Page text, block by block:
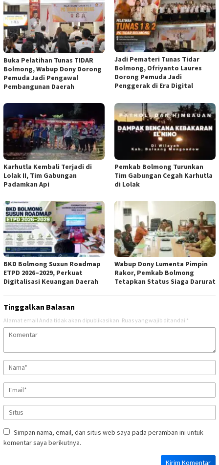
Buka Pelatihan Tunas TIDAR
Bolmong, Wabup Dony Dorong
Pemuda Jadi Pengawal
Pembangunan Daerah
Jadi Pemateri Tunas Tidar
Bolmong, Ofriyanto Laures
Dorong Pemuda Jadi
Penggerak di Era Digital
Karhutla Kembali Terjadi di
Lolak II, Tim Gabungan
Padamkan Api
Pemkab Bolmong Turunkan
Tim Gabungan Cegah Karhutla
di Lolak
BKD Bolmong Susun Roadmap
ETPD 2026–2029, Perkuat
Digitalisasi Keuangan Daerah
Wabup Dony Lumenta Pimpin
Rakor, Pemkab Bolmong
Tetapkan Status Siaga Darurat
Tinggalkan Balasan
Alamat email Anda tidak akan dipublikasikan. Ruas yang wajib ditandai *
Simpan nama, email, dan situs web saya pada peramban ini untuk
komentar saya berikutnya.